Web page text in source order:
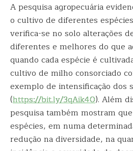
A pesquisa agropecuária
o cultivo de diferentes
verifica-se no solo alterações
diferentes e melhores do que
quando cada espécie é
cultivo de milho consorciado
exemplo de intensificação dos
(https://bit.ly/3qAik40). Além
pesquisa também mostram
espécies, em numa
redução na diversidade, na